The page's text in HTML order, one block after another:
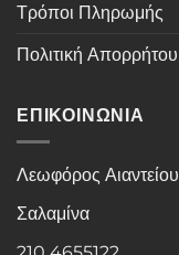
Τρόποι Πληρωμής
Πολιτική Απορρήτου
ΕΠΙΚΟΙΝΩΝΙΑ
Λεωφόρος Αιαντείου
Σαλαμίνα